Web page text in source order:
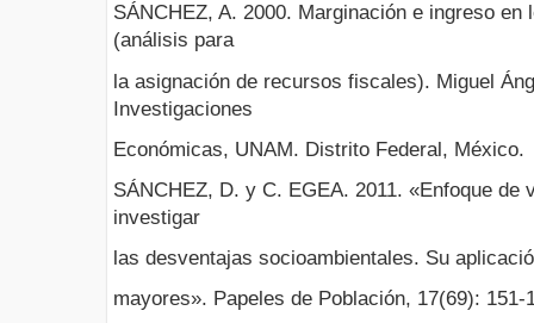
SÁNCHEZ, A. 2000. Marginación e ingreso
(análisis para
la asignación de recursos fiscales). Miguel
Investigaciones
Económicas, UNAM. Distrito Federal, México.
SÁNCHEZ, D. y C. EGEA. 2011. «Enfoque de
investigar
las desventajas socioambientales. Su
mayores». Papeles de Población, 17(69): 151-